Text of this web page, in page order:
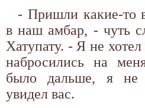
- Пришли какие-то
в наш амбар, - чуть
Хатупату. - Я не
набросились на
было дальше, я
увидел вас.